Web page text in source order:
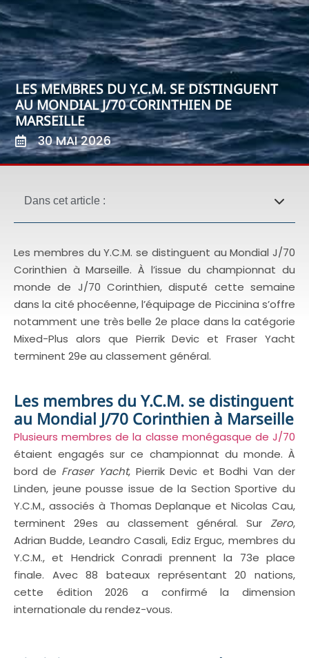
LES MEMBRES DU Y.C.M. SE DISTINGUENT
AU MONDIAL J/70 CORINTHIEN DE
MARSEILLE
30 MAI 2026
Dans cet article :
Les membres du Y.C.M. se distinguent au Mondial J/70
Corinthien à Marseille. À l’issue du championnat du
monde de J/70 Corinthien, disputé cette semaine
dans la cité phocéenne, l’équipage de Piccinina s’offre
notamment une très belle 2e place dans la catégorie
Mixed-Plus alors que Pierrik Devic et Fraser Yacht
terminent 29e au classement général.
Les membres du Y.C.M. se distinguent
au Mondial J/70 Corinthien à Marseille
Plusieurs membres de la classe monégasque de J/70
étaient engagés sur ce championnat du monde. À
bord de Fraser Yacht, Pierrik Devic et Bodhi Van der
Linden, jeune pousse issue de la Section Sportive du
Y.C.M., associés à Thomas Deplanque et Nicolas Cau,
terminent 29es au classement général. Sur Zero,
Adrian Budde, Leandro Casali, Ediz Erguc, membres du
Y.C.M., et Hendrick Conradi prennent la 73e place
finale. Avec 88 bateaux représentant 20 nations,
cette édition 2026 a confirmé la dimension
internationale du rendez-vous.